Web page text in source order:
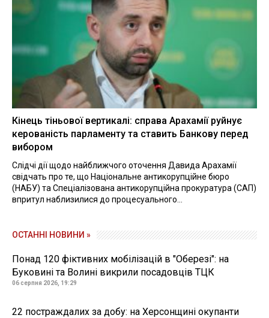
Кінець тіньової вертикалі: справа Арахамії руйнує
керованість парламенту та ставить Банкову перед
вибором
Слідчі дії щодо найближчого оточення Давида Арахамії
свідчать про те, що Національне антикорупційне бюро
(НАБУ) та Спеціалізована антикорупційна прокуратура (САП)
впритул наблизилися до процесуального...
ОСТАННІ НОВИНИ »
Понад 120 фіктивних мобілізацій в "Оберезі": на
Буковині та Волині викрили посадовців ТЦК
06 серпня 2026, 19:29
22 постраждалих за добу: на Херсонщині окупанти